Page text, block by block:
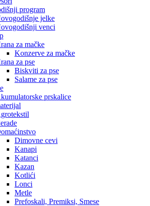
program
jelke
venci
za mačke
Konzerve za mačke
za pse
Biskviti za pse
Salame za pse
prskalice
Dimovne cevi
Kanapi
Katanci
Kazan
Kotlići
Lonci
Metle
Prefoskali, Premiksi, Smese